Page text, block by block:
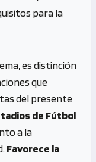
para la
es distinción
que
del presente
de Fútbol
a la
Favorece la